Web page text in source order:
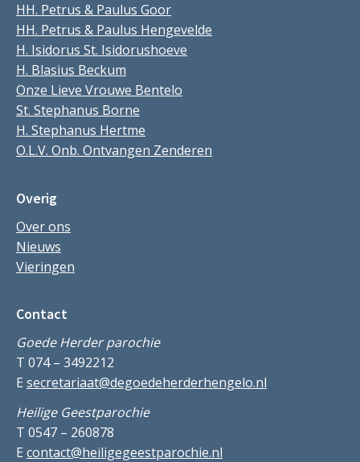
HH. Petrus & Paulus Goor
HH. Petrus & Paulus Hengevelde
H. Isidorus St. Isidorushoeve
H. Blasius Beckum
Onze Lieve Vrouwe Bentelo
St. Stephanus Borne
H. Stephanus Hertme
O.L.V. Onb. Ontvangen Zenderen
Overig
Over ons
Nieuws
Vieringen
Contact
Goede Herder parochie
T 074 – 3492212
E secretariaat@degoedeherderhengelo.nl
Heilige Geestparochie
T 0547 – 260878
E contact@heiligegeestparochie.nl